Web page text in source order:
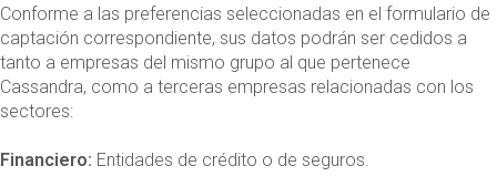
Conforme a las preferencias seleccionadas en el formulario de
captación correspondiente, sus datos podrán ser cedidos a
tanto a empresas del mismo grupo al que pertenece
Cassandra, como a terceras empresas relacionadas con los
sectores:
Financiero: Entidades de crédito o de seguros.